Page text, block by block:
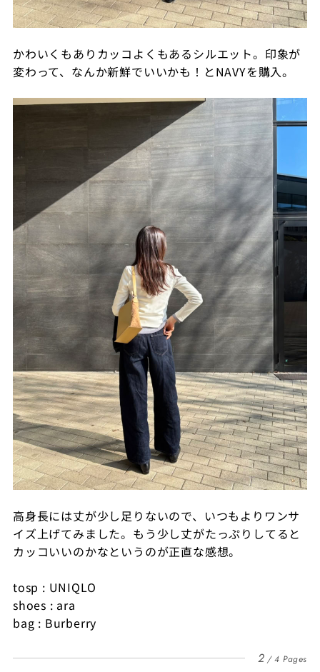
かわいくもありカッコよくもあるシルエット。印象が
変わって、なんか新鮮でいいかも！とNAVYを購入。
高身長には丈が少し足りないので、いつもよりワンサ
イズ上げてみました。もう少し丈がたっぷりしてると
カッコいいのかなというのが正直な感想。
tosp : UNIQLO
shoes : ara
bag : Burberry
2 4 Pages